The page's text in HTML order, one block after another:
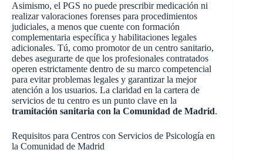
Asimismo, el PGS no puede prescribir medicación ni
realizar valoraciones forenses para procedimientos
judiciales, a menos que cuente con formación
complementaria específica y habilitaciones legales
adicionales. Tú, como promotor de un centro sanitario,
debes asegurarte de que los profesionales contratados
operen estrictamente dentro de su marco competencial
para evitar problemas legales y garantizar la mejor
atención a los usuarios. La claridad en la cartera de
servicios de tu centro es un punto clave en la
tramitación sanitaria con la Comunidad de Madrid.
Requisitos para Centros con Servicios de Psicología en
la Comunidad de Madrid